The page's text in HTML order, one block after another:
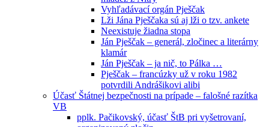
Vyhľadávací orgán Pješčak
Lži Jána Pješčaka sú aj lži o tzv. ankete
Neexistuje žiadna stopa
Ján Pješčak – generál, zločinec a literárny
klamár
Ján Pješčak – ja nič, to Pálka …
Pješčak – francúzky už v roku 1982
potvrdili Andrášikovi alibi
Účasť Štátnej bezpečnosti na prípade – falošné razítka
VB
pplk. Pačikovský, účasť ŠtB pri vyšetrovaní,